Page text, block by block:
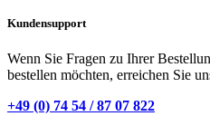
Kundensupport
Wenn Sie Fragen zu Ihrer
bestellen möchten, erreichen Sie
+49 (0) 74 54 / 87 07 822